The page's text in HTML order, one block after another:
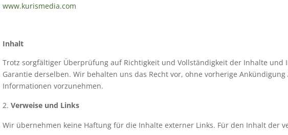
www.kurismedia.com
Inhalt
Trotz sorgfältiger Überprüfung auf Richtigkeit und Vollständigkeit der Inhalte
Garantie derselben. Wir behalten uns das Recht vor, ohne vorherige
Informationen vorzunehmen.
Verweise und Links
Wir übernehmen keine Haftung für die Inhalte externer Links. Für den Inhalt der